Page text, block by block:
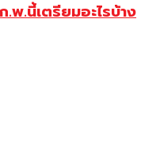
.พ.นี้เตรียมอะไรบ้าง